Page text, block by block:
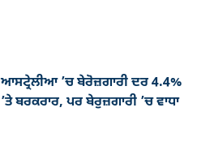
ਆਸਟ੍ਰੇਲੀਆ ’ਚ ਬੇਰੋਜ਼ਗਾਰੀ ਦਰ 4.4%
’ਤੇ ਬਰਕਰਾਰ, ਪਰ ਬੇਰੁਜ਼ਗਾਰੀ ’ਚ ਵਾਧਾ